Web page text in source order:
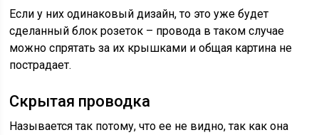
Если у них одинаковый дизайн, то это уже будет
сделанный блок розеток – провода в таком случае
можно спрятать за их крышками и общая картина не
пострадает.
Скрытая проводка
Называется так потому, что ее не видно, так как она